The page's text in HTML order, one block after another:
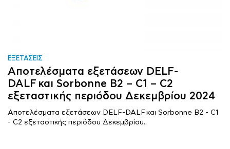
ΕΞΕΤΑΣΕΙΣ
Αποτελέσματα εξετάσεων DELF-
DALF και Sorbonne B2 – C1 – C2
εξεταστικής περιόδου Δεκεμβρίου 2024
Αποτελέσματα εξετάσεων DELF-DALF και Sorbonne B2 - C1
- C2 εξεταστικής περιόδου Δεκεμβρίου..